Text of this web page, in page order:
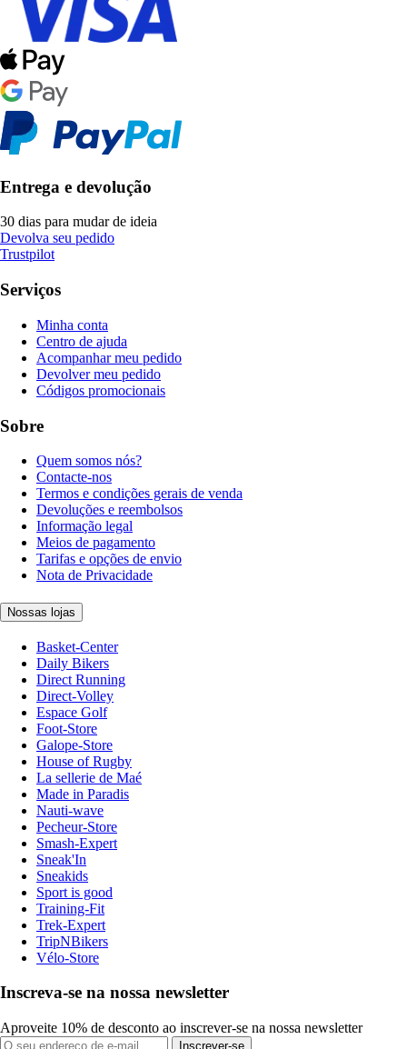
Entrega e devolução
30 dias para mudar de ideia
Devolva seu pedido
Trustpilot
Serviços
Minha conta
Centro de ajuda
Acompanhar meu pedido
Devolver meu pedido
Códigos promocionais
Sobre
Quem somos nós?
Contacte-nos
Termos e condições gerais de venda
Devoluções e reembolsos
Informação legal
Meios de pagamento
Tarifas e opções de envio
Nota de Privacidade
Nossas lojas
Basket-Center
Daily Bikers
Direct Running
Direct-Volley
Espace Golf
Foot-Store
Galope-Store
House of Rugby
La sellerie de Maé
Made in Paradis
Nauti-wave
Pecheur-Store
Smash-Expert
Sneak'In
Sneakids
Sport is good
Training-Fit
Trek-Expert
TripNBikers
Vélo-Store
Inscreva-se na nossa newsletter
Aproveite 10% de desconto ao inscrever-se na nossa newsletter
Inscrever-se